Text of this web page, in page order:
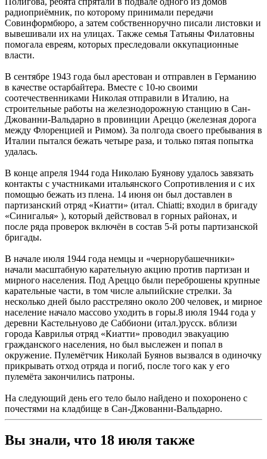
радиоприёмник, по которому принимали передачи
Совинформбюро, а затем собственноручно писали листовки и
вывешивали их на улицах. Также семья Татьяны Филатовны
помогала евреям, которых преследовали оккупационные
власти.
В сентябре 1943 года был арестован и отправлен в Германию
в качестве остарбайтера. Вместе с 10-ю своими
соотечественниками Николая отправили в Италию, на
строительные работы на железнодорожную станцию в Сан-
Джованни-Вальдарно в провинции Ареццо (железная дорога
между Флоренцией и Римом). За полгода своего пребывания в
Италии пытался бежать четыре раза, и только пятая попытка
удалась.
В конце апреля 1944 года Николаю Буянову удалось завязать
контакты с участниками итальянского Сопротивления и с их
помощью бежать из плена. 14 июня он был доставлен в
партизанский отряд «Киатти» (итал. Chiatti; входил в бригаду
«Синигалья» ), который действовал в горных районах, и
после ряда проверок включён в состав 5-й роты партизанской
бригады.
В начале июля 1944 года немцы и «чернорубашечники»
начали масштабную карательную акцию против партизан и
мирного населения. Под Ареццо были переброшены крупные
карательные части, в том числе альпийские стрелки. За
несколько дней было расстреляно около 200 человек, и мирное
население начало массово уходить в горы.8 июля 1944 года у
деревни Кастельнуово де Саббиони (итал.)русск. вблизи
города Каврилья отряд «Киатти» проводил эвакуацию
гражданского населения, но был выслежен и попал в
окружение. Пулемётчик Николай Буянов вызвался в одиночку
прикрывать отход отряда и погиб, после того как у его
пулемёта закончились патроны.
На следующий день его тело было найдено и похоронено с
почестями на кладбище в Сан-Джованни-Вальдарно.
Вы знали, что 18 июля также